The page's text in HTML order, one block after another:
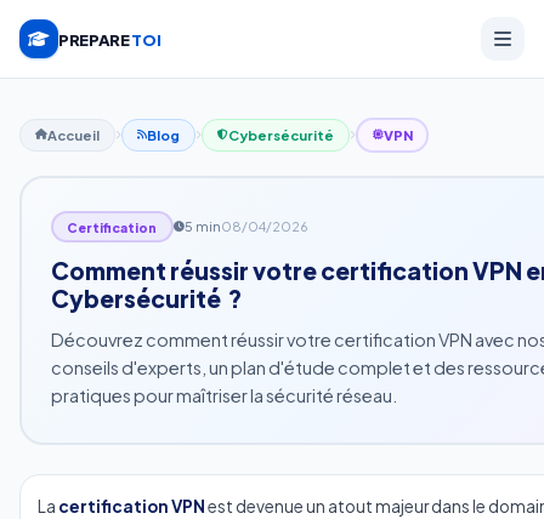
PREPARETOI
Accueil Blog Cybersécurité VPN
Certification 5 min08/04/2026
Comment réussir votre certification VPN
Cybersécurité ?
Découvrez comment réussir votre certification VPN avec
conseils d'experts, un plan d'étude complet et des
pratiques pour maîtriser la sécurité réseau.
La certification VPNest devenue un atout majeur dans le